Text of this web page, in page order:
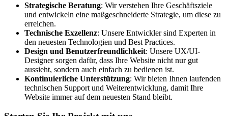
Strategische Beratung: Wir verstehen Ihre Geschäftsziele
und entwickeln eine maßgeschneiderte Strategie, um diese zu
erreichen.
Technische Exzellenz: Unsere Entwickler sind Experten in
den neuesten Technologien und Best Practices.
Design und Benutzerfreundlichkeit: Unsere UX/UI-
Designer sorgen dafür, dass Ihre Website nicht nur gut
aussieht, sondern auch einfach zu bedienen ist.
Kontinuierliche Unterstützung: Wir bieten Ihnen laufenden
technischen Support und Weiterentwicklung, damit Ihre
Website immer auf dem neuesten Stand bleibt.